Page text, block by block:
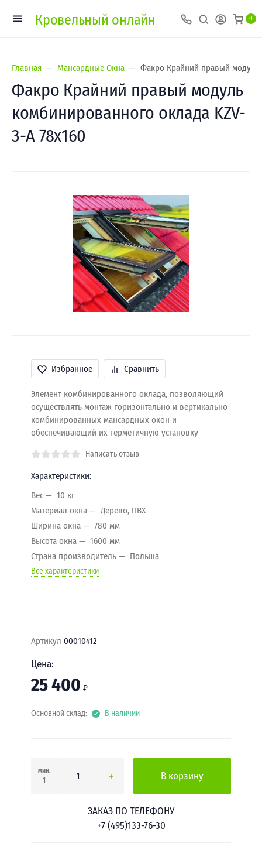
Кровельный онлайн 0
Главная Мансардные Окна Факро Крайний правый модуль
Факро Крайний правый модуль
комбинированного оклада KZV-
3-A 78x160
Избранное Сравнить
Элемент комбинированного оклада, позволяющий
осуществлять монтаж горизонтально и вертикально
комбинированных мансардных окон и
обеспечивающий их герметичную установку
Написать отзыв
Характеристики:
Вес
10 кг
Материал окна
Дерево, ПВХ
Ширина окна
780 мм
Высота окна
1600 мм
Страна производитель
Польша
Все характеристики
Артикул 00010412
Цена:
25 400 ₽
Основной склад: В наличии
мин.
1
В корзину
ЗАКАЗ ПО ТЕЛЕФОНУ
+7 (495)133-76-30